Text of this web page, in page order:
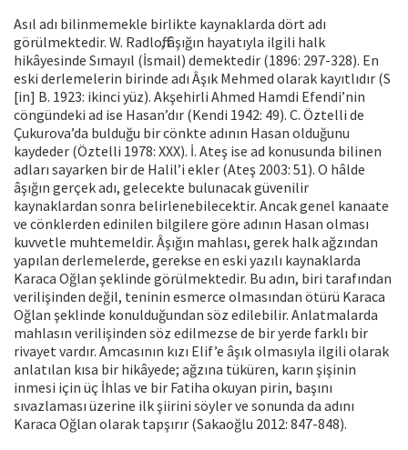
Asıl adı bilinmemekle birlikte kaynaklarda dört adı
görülmektedir. W. Radloff, âşığın hayatıyla ilgili halk
hikâyesinde Sımayıl (İsmail) demektedir (1896: 297-328). En
eski derlemelerin birinde adı Âşık Mehmed olarak kayıtlıdır (S
[in] B. 1923: ikinci yüz). Akşehirli Ahmed Hamdi Efendi’nin
cöngündeki ad ise Hasan’dır (Kendi 1942: 49). C. Öztelli de
Çukurova’da bulduğu bir cönkte adının Hasan olduğunu
kaydeder (Öztelli 1978: XXX). İ. Ateş ise ad konusunda bilinen
adları sayarken bir de Halil’i ekler (Ateş 2003: 51). O hâlde
âşığın gerçek adı, gelecekte bulunacak güvenilir
kaynaklardan sonra belirlenebilecektir. Ancak genel kanaate
ve cönklerden edinilen bilgilere göre adının Hasan olması
kuvvetle muhtemeldir. Âşığın mahlası, gerek halk ağzından
yapılan derlemelerde, gerekse en eski yazılı kaynaklarda
Karaca Oğlan şeklinde görülmektedir. Bu adın, biri tarafından
verilişinden değil, teninin esmerce olmasından ötürü Karaca
Oğlan şeklinde konulduğundan söz edilebilir. Anlatmalarda
mahlasın verilişinden söz edilmezse de bir yerde farklı bir
rivayet vardır. Amcasının kızı Elif’e âşık olmasıyla ilgili olarak
anlatılan kısa bir hikâyede; ağzına tüküren, karın şişinin
inmesi için üç İhlas ve bir Fatiha okuyan pirin, başını
sıvazlaması üzerine ilk şiirini söyler ve sonunda da adını
Karaca Oğlan olarak tapşırır (Sakaoğlu 2012: 847-848).